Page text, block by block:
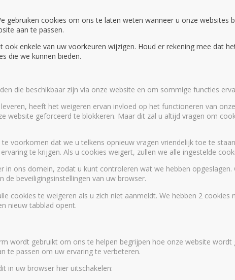
gebruiken cookies om ons te laten weten wanneer u onze
aan te passen.
enkele van uw voorkeuren wijzigen. Houd er rekening mee dat
die we kunnen bieden.
die beschikbaar zijn via onze website en om sommige functies
heeft het weigeren ervan invloed op het functioneren van
website geforceerd te blokkeren. Maar dit zal u altijd vragen om
voorkomen dat we u telkens opnieuw vragen vriendelijk toe te
te krijgen. Als u cookies weigert, zullen we alle ingestelde
ons domein, zodat u kunt controleren wat we hebben
beveiligingsinstellingen van uw browser.
cookies te weigeren als u zich niet aanmeldt. We hebben 2
nieuw tabblad opent.
wordt gebruikt om ons te helpen begrijpen hoe onze website
te passen om uw ervaring te verbeteren.
in uw browser hier uitschakelen: